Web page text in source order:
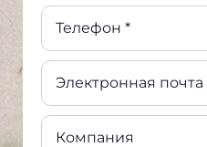
Телефон *
Электронная почта
Компания